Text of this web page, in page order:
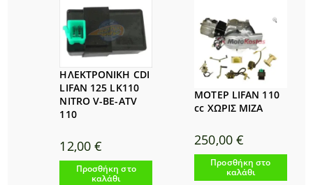
ΗΛΕΚΤΡΟΝΙΚΗ CDI
LIFAN 125 LK110
NITRO V-BE-ATV
110
12,00€
Προσθήκη στο
καλάθι
ΜΟΤΕΡ LIFAN 110
cc ΧΩΡΙΣ ΜΙΖΑ
250,00 €
Προσθήκη στο
καλάθι